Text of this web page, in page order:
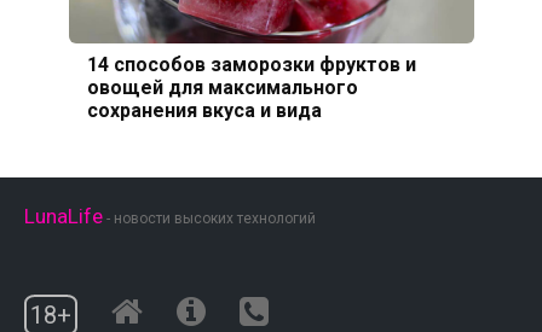
14 способов заморозки фруктов и
овощей для максимального
сохранения вкуса и вида
LunaLife - новости высоких технологий
18+